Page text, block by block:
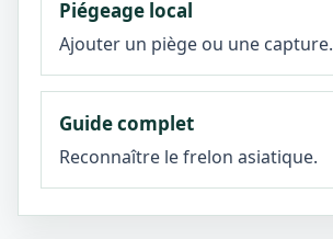
Piégeage local
Ajouter un piège ou une capture.
Guide complet
Reconnaître le frelon asiatique.